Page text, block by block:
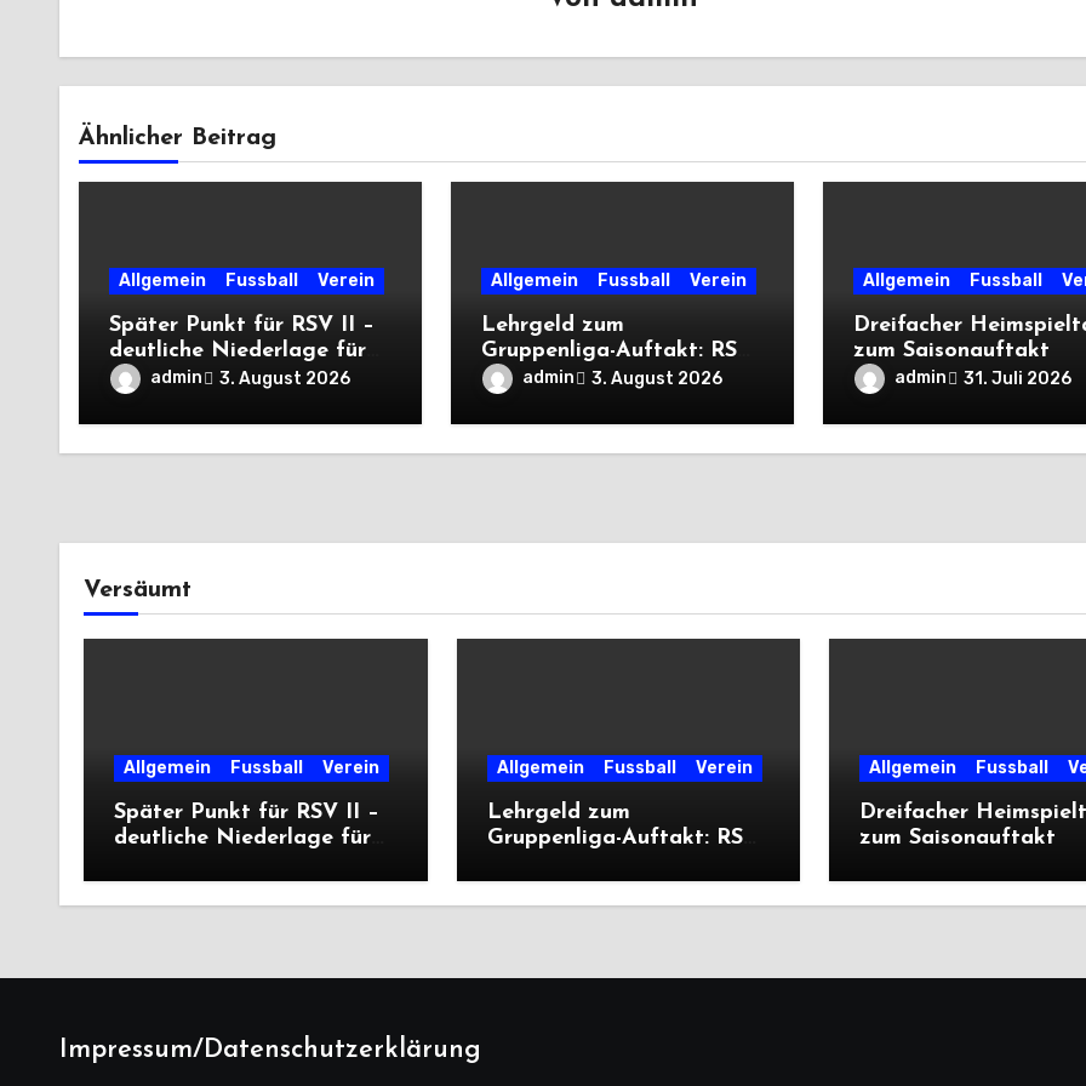
Ähnlicher Beitrag
Allgemein Fussball Verein
Später Punkt für RSV II –
deutliche Niederlage für
die Dritte
admin 3. August 2026
Allgemein Fussball Verein
Lehrgeld zum
Gruppenliga-Auftakt: RSV
unterliegt Cleeberg
deutlich
admin 3. August 2026
Allgemein Fussball
Dreifacher
zum Saisonauftakt
admin 31. Juli 2026
Versäumt
Allgemein Fussball Verein
Später Punkt für RSV II –
deutliche Niederlage für
Allgemein Fussball Verein
Lehrgeld zum
Gruppenliga-Auftakt: RSV
deutlich
Allgemein Fussball
Dreifacher
zum Saisonauftakt
Impressum/Datenschutzerklärung